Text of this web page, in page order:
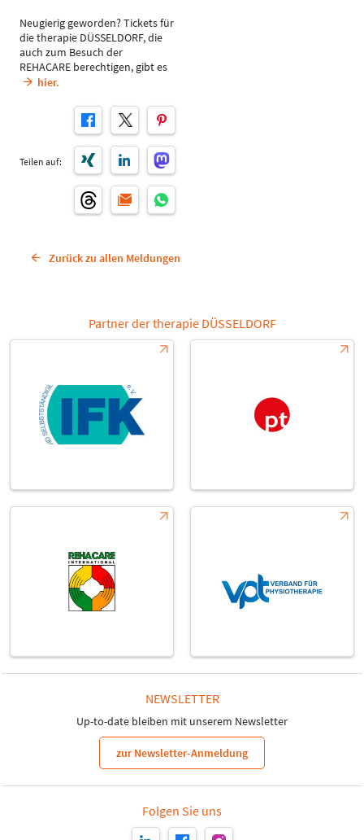
Neugierig geworden? Tickets für
die therapie DÜSSELDORF, die
auch zum Besuch der
REHACARE berechtigen, gibt es
hier.
Teilen auf:
Zurück zu allen Meldungen
Partner der therapie DÜSSELDORF
NEWSLETTER
Up-to-date bleiben mit unserem Newsletter
zur Newsletter-Anmeldung
Folgen Sie uns